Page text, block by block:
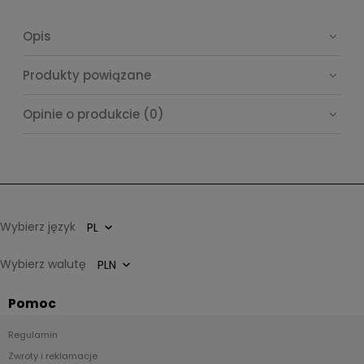
Opis
Produkty powiązane
Opinie o produkcie (0)
Wybierz język
Wybierz walutę
Pomoc
Regulamin
Zwroty i reklamacje